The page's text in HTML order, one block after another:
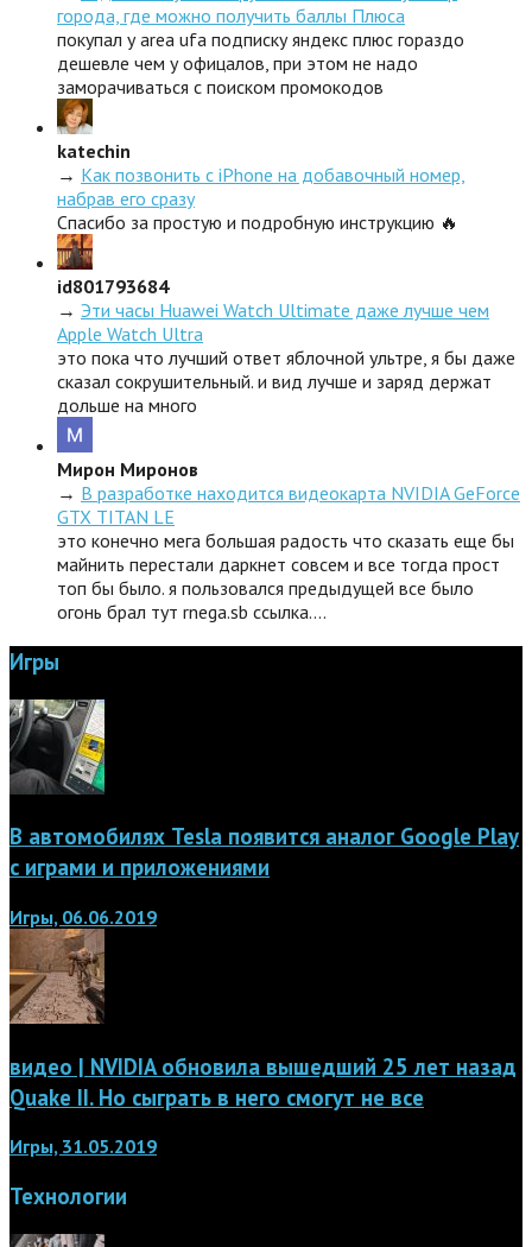
города, где можно получить баллы Плюса
покупал у area ufa подписку яндекс плюс гораздо
дешевле чем у офицалов, при этом не надо
заморачиваться с поиском промокодов
katechin
→ Как позвонить с iPhone на добавочный номер,
набрав его сразу
Спасибо за простую и подробную инструкцию 🔥
id801793684
→ Эти часы Huawei Watch Ultimate даже лучше чем
Apple Watch Ultra
это пока что лучший ответ яблочной ультре, я бы даже
сказал сокрушительный. и вид лучше и заряд держат
дольше на много
Мирон Миронов
→ В разработке находится видеокарта NVIDIA GeForce
GTX TITAN LE
это конечно мега большая радость что сказать еще бы
майнить перестали даркнет совсем и все тогда прост
топ бы было. я пользовался предыдущей все было
огонь брал тут rnega.sb ссылка.…
Игры
В автомобилях Tesla появится аналог Google Play
с играми и приложениями
Игры, 06.06.2019
видео | NVIDIA обновила вышедший 25 лет назад
Quake II. Но сыграть в него смогут не все
Игры, 31.05.2019
Технологии